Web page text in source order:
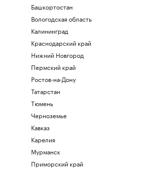
Башкортостан
Вологодская область
Калининград
Краснодарский край
Нижний Новгород
Пермский край
Ростов-на-Дону
Татарстан
Тюмень
Черноземье
Кавказ
Карелия
Мурманск
Приморский край